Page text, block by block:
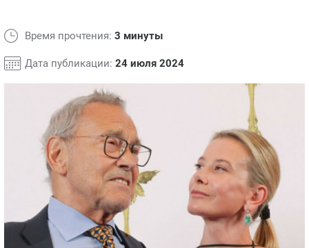
Время прочтения: 3 минуты
Дата публикации: 24 июля 2024